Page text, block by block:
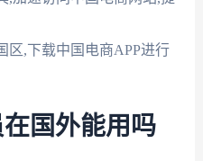
区,下载中国电商APP进行
国外能用吗